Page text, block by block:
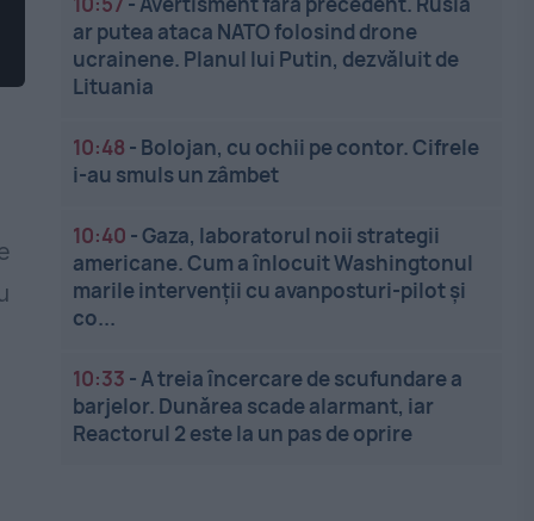
ar putea ataca NATO folosind drone
ucrainene. Planul lui Putin, dezvăluit de
Lituania
10:48 - Bolojan, cu ochii pe contor. Cifrele
i-au smuls un zâmbet
10:40 -Gaza, laboratorul noii strategii
americane. Cum a înlocuit Washingtonul
marile intervenții cu avanposturi-pilot și
co...
10:33 -A treia încercare de scufundare a
barjelor. Dunărea scade alarmant, iar
Reactorul 2 este la un pas de oprire